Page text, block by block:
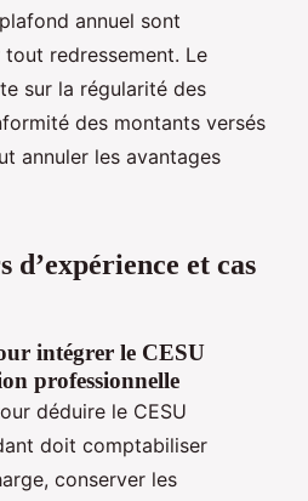
annuel sont
redressement. Le
sur la régularité des
des montants versés
annuler les avantages
d’expérience et cas
intégrer le CESU
professionnelle
déduire le CESU
doit comptabiliser
conserver les